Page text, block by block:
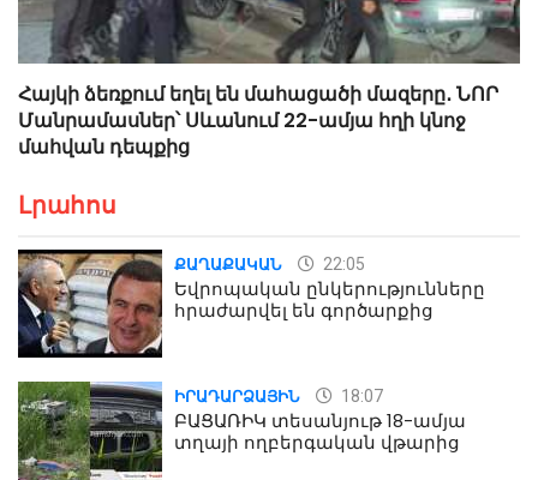
Հայկի ձեռքում եղել են մահացածի մազերը․ ՆՈՐ
Մանրամասներ՝ Սևանում 22-ամյա հղի կնոջ
մահվան դեպքից
Լրահոս
ՔԱՂԱՔԱԿԱՆ 22:05
Եվրոպական ընկերությունները
հրաժարվել են գործարքից
ԻՐԱԴԱՐՁԱՅԻՆ 18:07
ԲԱՑԱՌԻԿ տեսանյութ 18-ամյա
տղայի ողբերգական վթարից